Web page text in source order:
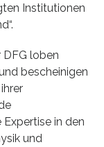
Institutionen
DFG loben
bescheinigen
in den
und